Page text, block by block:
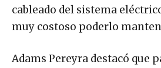
cableado del sistema
muy costoso poderlo
Adams Pereyra destacó que